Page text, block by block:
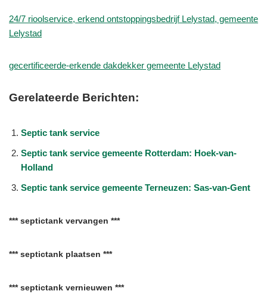
24/7 rioolservice, erkend ontstoppingsbedrijf Lelystad, gemeente
Lelystad
gecertificeerde-erkende dakdekker gemeente Lelystad
Gerelateerde Berichten:
Septic tank service
Septic tank service gemeente Rotterdam: Hoek-van-
Holland
Septic tank service gemeente Terneuzen: Sas-van-Gent
*** septictank vervangen ***
*** septictank plaatsen ***
*** septictank vernieuwen ***